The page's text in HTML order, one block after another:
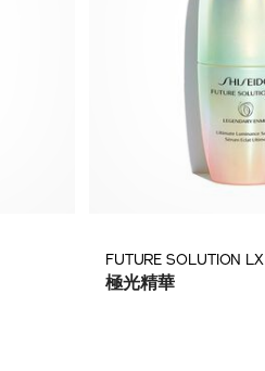
FUTURE SOLUTION LX
極光精華